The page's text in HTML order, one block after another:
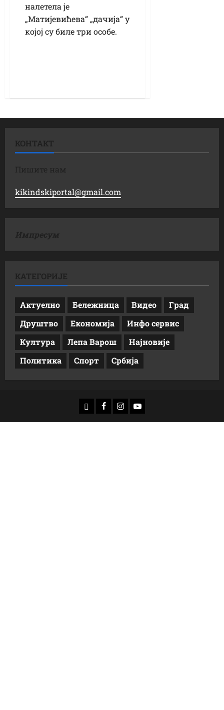
налетела је
„Матијевићева“ „дачија“ у
којој су биле три особе.
КОНТАКТ
Пишите нам
kikindskiportal@gmail.com
Импресум
КАТЕГОРИЈЕ
Актуелно Бележница Видео
Град
Друштво
Економија
Инфо сервис
Култура
Лепа Варош
Најновије
Политика
Спорт Србија
доwнлоад
Фацебоок
Инстаграм
Yоутубе